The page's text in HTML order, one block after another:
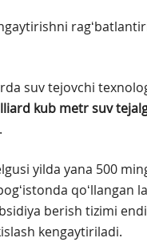
suv tejovchi
kub metr suv
yilda yana 500
qoʻllangan
berish tizimi
kengaytiriladi.